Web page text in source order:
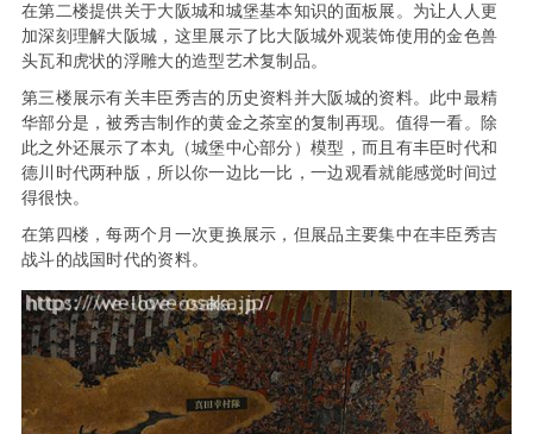
在第二楼提供关于大阪城和城堡基本知识的面板展。为让人人更
加深刻理解大阪城，这里展示了比大阪城外观装饰使用的金色兽
头瓦和虎状的浮雕大的造型艺术复制品。
第三楼展示有关丰臣秀吉的历史资料并大阪城的资料。此中最精
华部分是，被秀吉制作的黄金之茶室的复制再现。值得一看。除
此之外还展示了本丸（城堡中心部分）模型，而且有丰臣时代和
德川时代两种版，所以你一边比一比，一边观看就能感觉时间过
得很快。
在第四楼，每两个月一次更换展示，但展品主要集中在丰臣秀吉
战斗的战国时代的资料。